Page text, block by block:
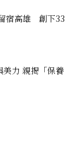
宿高雄 創下33
美力 親揭「保養